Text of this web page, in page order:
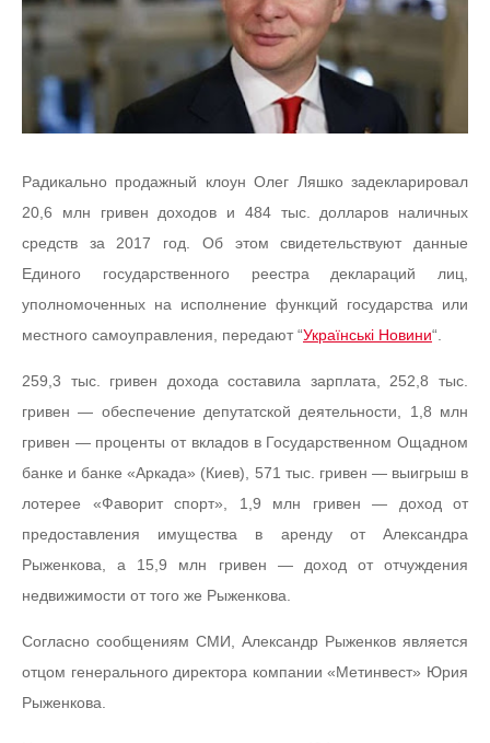
Радикально продажный клоун Олег Ляшко задекларировал
20,6 млн гривен доходов и 484 тыс. долларов наличных
средств за 2017 год. Об этом свидетельствуют данные
Единого государственного реестра деклараций лиц,
уполномоченных на исполнение функций государства или
местного самоуправления, передают “Українські Новини“.
259,3 тыс. гривен дохода составила зарплата, 252,8 тыс.
гривен — обеспечение депутатской деятельности, 1,8 млн
гривен — проценты от вкладов в Государственном Ощадном
банке и банке «Аркада» (Киев), 571 тыс. гривен — выигрыш в
лотерее «Фаворит спорт», 1,9 млн гривен — доход от
предоставления имущества в аренду от Александра
Рыженкова, а 15,9 млн гривен — доход от отчуждения
недвижимости от того же Рыженкова.
Согласно сообщениям СМИ, Александр Рыженков является
отцом генерального директора компании «Метинвест» Юрия
Рыженкова.